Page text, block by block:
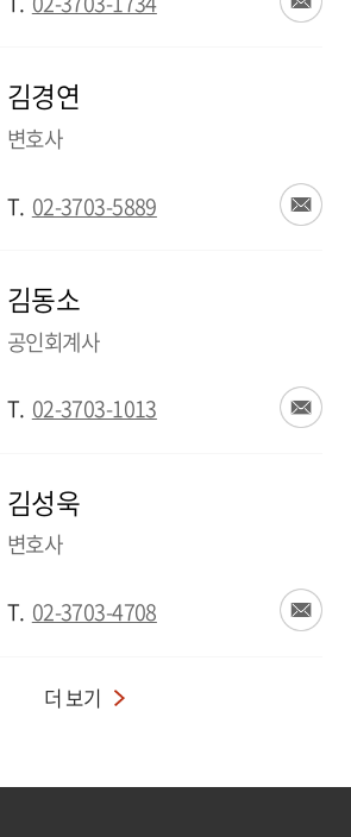
김경연
변호사
T. 02-3703-5889
김동소
공인회계사
T. 02-3703-1013
김성욱
변호사
T. 02-3703-4708
더 보기